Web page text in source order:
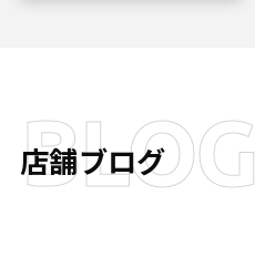
店舗ブログ
BLOG